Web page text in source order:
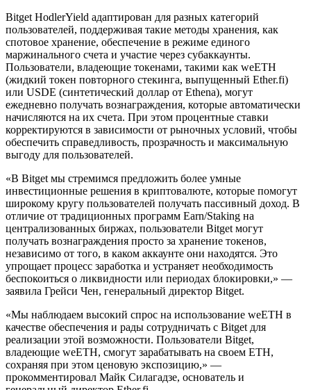
Bitget HodlerYield адаптирован для разных категорий
пользователей, поддерживая такие методы хранения, как
спотовое хранение, обеспечение в режиме единого
маржинального счета и участие через субаккаунты.
Пользователи, владеющие токенами, такими как weETH
(жидкий токен повторного стекинга, выпущенный Ether.fi)
или USDE (синтетический доллар от Ethena), могут
ежедневно получать вознаграждения, которые автоматически
начисляются на их счета. При этом процентные ставки
корректируются в зависимости от рыночных условий, чтобы
обеспечить справедливость, прозрачность и максимальную
выгоду для пользователей.
«В Bitget мы стремимся предложить более умные
инвестиционные решения в криптовалюте, которые помогут
широкому кругу пользователей получать пассивный доход. В
отличие от традиционных программ Earn/Staking на
централизованных биржах, пользователи Bitget могут
получать вознаграждения просто за хранение токенов,
независимо от того, в каком аккаунте они находятся. Это
упрощает процесс заработка и устраняет необходимость
беспокоиться о ликвидности или периодах блокировки,» —
заявила Грейси Чен, генеральный директор Bitget.
«Мы наблюдаем высокий спрос на использование weETH в
качестве обеспечения и рады сотрудничать с Bitget для
реализации этой возможности. Пользователи Bitget,
владеющие weETH, смогут зарабатывать на своем ETH,
сохраняя при этом ценовую экспозицию,» —
прокомментировал Майк Силагадзе, основатель и